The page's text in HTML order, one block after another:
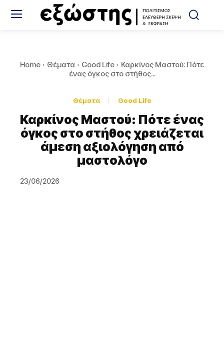
Home Θέματα Good Life
Καρκίνος Μαστού: Πότε
ένας όγκος στο στήθος...
Θέματα Good Life
Καρκίνος Μαστού: Πότε ένας
όγκος στο στήθος χρειάζεται
άμεση αξιολόγηση από
μαστολόγο
23/06/2026